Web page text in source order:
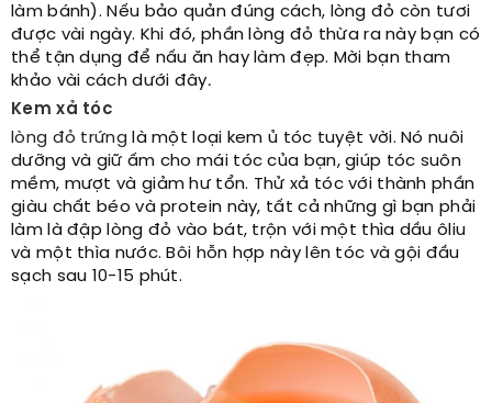
làm bánh). Nếu bảo quản đúng cách, lòng đỏ còn tươi
được vài ngày. Khi đó, phần lòng đỏ thừa ra này bạn có
thể tận dụng để nấu ăn hay làm đẹp. Mời bạn tham
khảo vài cách dưới đây.
Kem xả tóc
lòng đỏ trứnglà một loại kem ủ tóc tuyệt vời. Nó nuôi
dưỡng và giữ ấm cho mái tóc của bạn, giúp tóc suôn
mềm, mượt và giảm hư tổn. Thử xả tóc với thành phần
giàu chất béo và protein này, tất cả những gì bạn phải
làm là đập lòng đỏ vào bát, trộn với một thìa dầu ôliu
và một thìa nước. Bôi hỗn hợp này lên tóc và gội đầu
sạch sau 10-15 phút.